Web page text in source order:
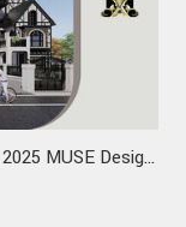
MUSE Design